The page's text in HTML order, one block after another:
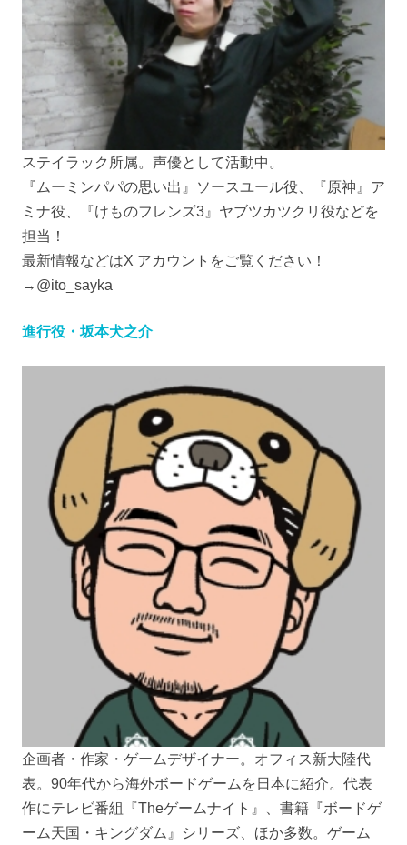
ステイラック所属。声優として活動中。
『ムーミンパパの思い出』ソースユール役、『原神』ア
ミナ役、『けものフレンズ3』ヤブツカツクリ役などを
担当！
最新情報などはX アカウントをご覧ください！
→@ito_sayka
進行役・坂本犬之介
企画者・作家・ゲームデザイナー。オフィス新大陸代
表。90年代から海外ボードゲームを日本に紹介。代表
作にテレビ番組『Theゲームナイト』、書籍『ボードゲ
ーム天国・キングダム』シリーズ、ほか多数。ゲーム